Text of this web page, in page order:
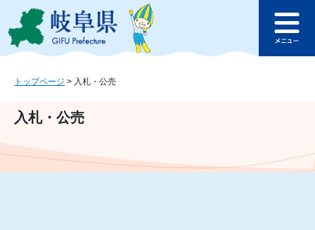
ジ
ュ
文
このページの本文へ
ュ
トップページ > 入札・公売
入札・公売